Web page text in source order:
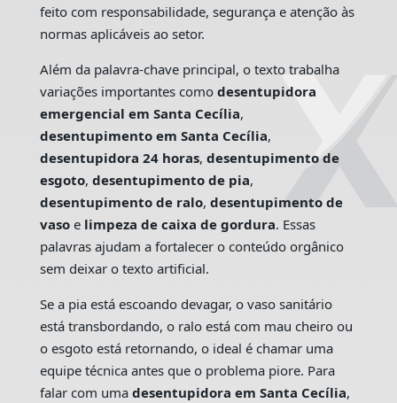
feito com responsabilidade, segurança e atenção às
normas aplicáveis ao setor.
Além da palavra-chave principal, o texto trabalha
variações importantes como desentupidora
emergencial em Santa Cecília,
desentupimento em Santa Cecília,
desentupidora 24 horas, desentupimento de
esgoto, desentupimento de pia,
desentupimento de ralo, desentupimento de
vasoe limpeza de caixa de gordura. Essas
palavras ajudam a fortalecer o conteúdo orgânico
sem deixar o texto artificial.
Se a pia está escoando devagar, o vaso sanitário
está transbordando, o ralo está com mau cheiro ou
o esgoto está retornando, o ideal é chamar uma
equipe técnica antes que o problema piore. Para
falar com uma desentupidora em Santa Cecília,